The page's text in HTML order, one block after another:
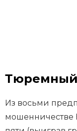
Тюремный
Из восьми
мошенничестве